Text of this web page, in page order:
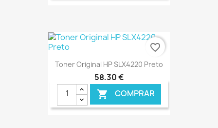
€ ONLINE
Toner Original HP SLX4220 Preto
58,30 €
 COMPRAR
favorite_border